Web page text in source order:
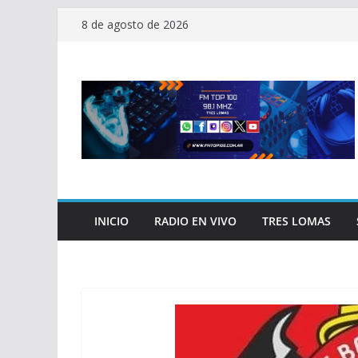
Saltar8 de agosto de 2026
INICIO RADIO EN VIVO TRES LOMAS